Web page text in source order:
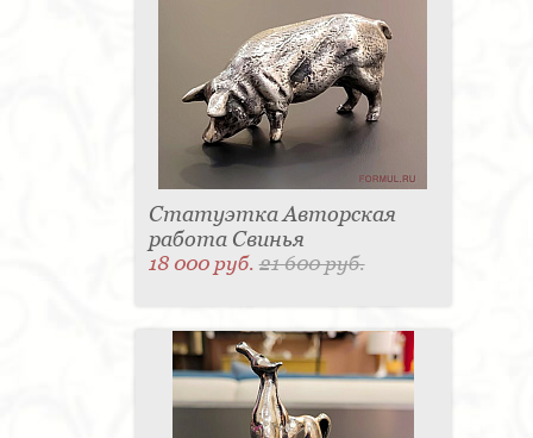
Статуэтка Авторская
работа Свинья
18 000 руб.21 600 руб.